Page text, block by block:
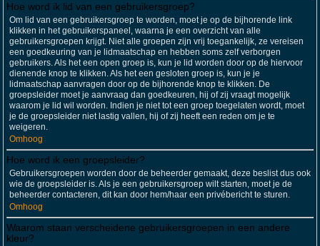
Hoe word ik lid van een gebruikersgroep?
Om lid van een gebruikersgroep te worden, moet je op de bijhorende link
klikken in het gebruikerspaneel, waarna je een overzicht van alle
gebruikersgroepen krijgt. Niet alle groepen zijn vrij toegankelijk, ze vereisen
een goedkeuring van je lidmaatschap en hebben soms zelf verborgen
gebruikers. Als het een open groep is, kun je lid worden door op de hiervoor
dienende knop te klikken. Als het een gesloten groep is, kun je je
lidmaatschap aanvragen door op de bijhorende knop te klikken. De
groepsleider moet je aanvraag dan goedkeuren, hij of zij vraagt mogelijk
waarom je lid wil worden. Indien je niet tot een groep toegelaten wordt, moet
je de groepsleider niet lastig vallen, hij of zij heeft een reden om je te
weigeren.
Omhoog
Hoe word ik een groepsleider?
Gebruikersgroepen worden door de beheerder gemaakt, deze beslist dus ook
wie de groepsleider is. Als je een gebruikersgroep wilt starten, moet je de
beheerder contacteren, dit kan door hem/haar een privébericht te sturen.
Omhoog
Waarom staan verscheidene gebruikersgroepen in een andere
kleur?